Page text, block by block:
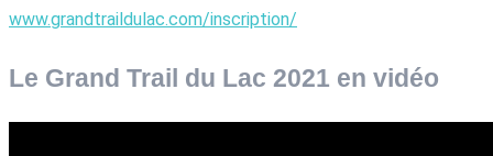
www.grandtraildulac.com/inscription/
Le Grand Trail du Lac 2021 en vidéo